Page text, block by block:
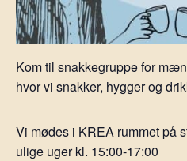
Kom til snakkegruppe for
hvor vi snakker, hygger og
Vi mødes i KREA rummet på
ulige uger kl. 15:00-17:00